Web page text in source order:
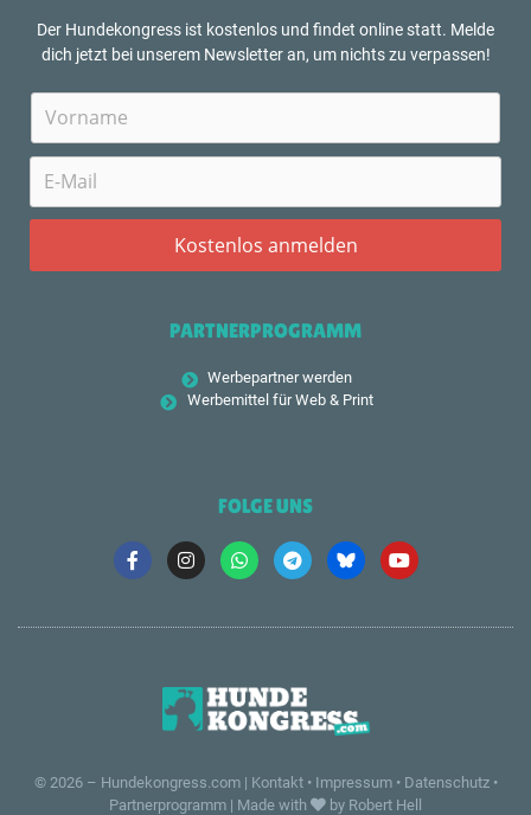
Der Hundekongress ist kostenlos und findet online statt. Melde
dich jetzt bei unserem Newsletter an, um nichts zu verpassen!
PARTNERPROGRAMM
Werbepartner werden
Werbemittel für Web & Print
FOLGE UNS
© 2026 – Hundekongress.com| Kontakt• Impressum• Datenschutz•
Partnerprogramm | Made with by Robert Hell